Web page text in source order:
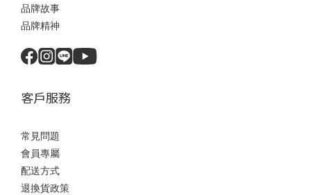
品牌故事
品牌精神
客戶服務
常見問題
會員專屬
配送方式
退換貨政策